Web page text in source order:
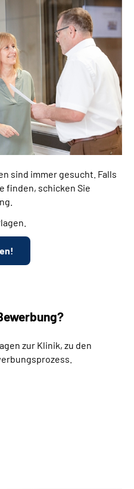
sind immer gesucht. Falls
finden, schicken Sie
zur Klinik, zu den